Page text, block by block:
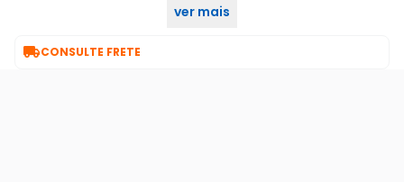
ver mais
CONSULTE FRETE